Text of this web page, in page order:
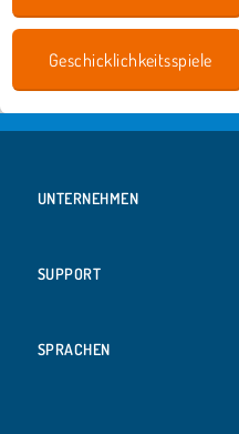
Geschicklichkeitsspiele
UNTERNEHMEN
SUPPORT
SPRACHEN